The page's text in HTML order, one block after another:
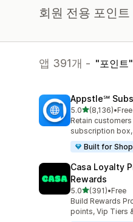
회원 전용 포인
앱 391개 - 포인트
Appstle℠
5.0별 5개 중
(8,136)
총 리뷰 8136개
•
Retain
subscription
Built for
Casa Loyalty
Rewards
5.0별 5개 중
(391)
총 리뷰 391개
•Free
Build Rewards
points, Vip Tiers